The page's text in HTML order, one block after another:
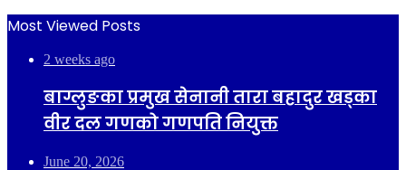
Most Viewed Posts
2 weeks ago
बाग्लुङका प्रमुख सेनानी तारा बहादुर खड्का
वीर दल गणको गणपति नियुक्त
June 20, 2026